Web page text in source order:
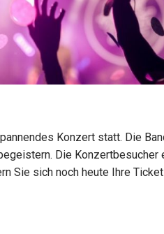
Konzert statt. Die
Die
Sie sich noch heute Ihre